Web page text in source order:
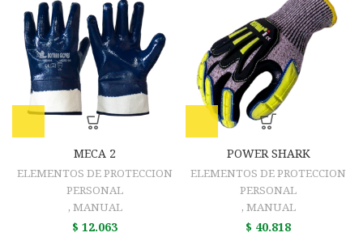
MECA 2
ELEMENTOS DE PROTECCION
PERSONAL
, MANUAL
$ 12.063
POWER SHARK
ELEMENTOS DE PROTECCION
PERSONAL
, MANUAL
$ 40.818